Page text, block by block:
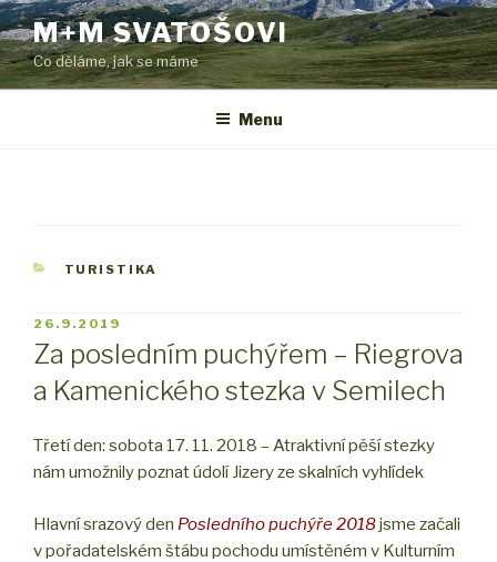
Přejít
k
obsahu
webu
M+M SVATOŠOVI
Co děláme, jak se máme
Menu
RUBRIKY
TURISTIKA
PUBLIKOVÁNO
26.9.2019
Za posledním puchýřem – Riegrova
a Kamenického stezka v Semilech
Třetí den: sobota 17. 11. 2018 – Atraktivní pěší stezky
nám umožnily poznat údolí Jizery ze skalních vyhlídek
Hlavní srazový den Posledního puchýře 2018jsme začali
v pořadatelském štábu pochodu umístěném v Kulturním